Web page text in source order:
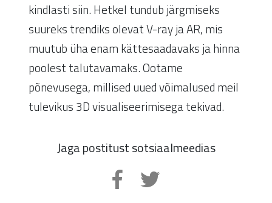
kindlasti siin. Hetkel tundub järgmiseks
suureks trendiks olevat V-ray ja AR, mis
muutub üha enam kättesaadavaks ja hinna
poolest talutavamaks. Ootame
põnevusega, millised uued võimalused meil
tulevikus 3D visualiseerimisega tekivad.
Jaga postitust sotsiaalmeedias